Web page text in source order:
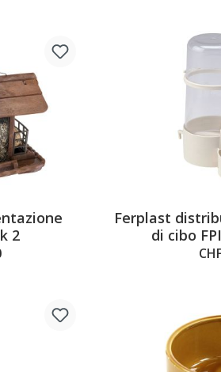
2
Ferplast
di cibo